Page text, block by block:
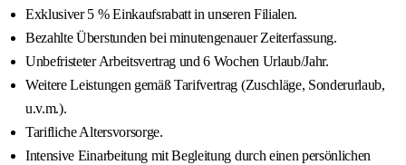
Exklusiver 5 % Einkaufsrabatt in unseren Filialen.
Bezahlte Überstunden bei minutengenauer Zeiterfassung.
Unbefristeter Arbeitsvertrag und 6 Wochen Urlaub/Jahr.
Weitere Leistungen gemäß Tarifvertrag (Zuschläge, Sonderurlaub,
u.v.m.).
Tarifliche Altersvorsorge.
Intensive Einarbeitung mit Begleitung durch einen persönlichen